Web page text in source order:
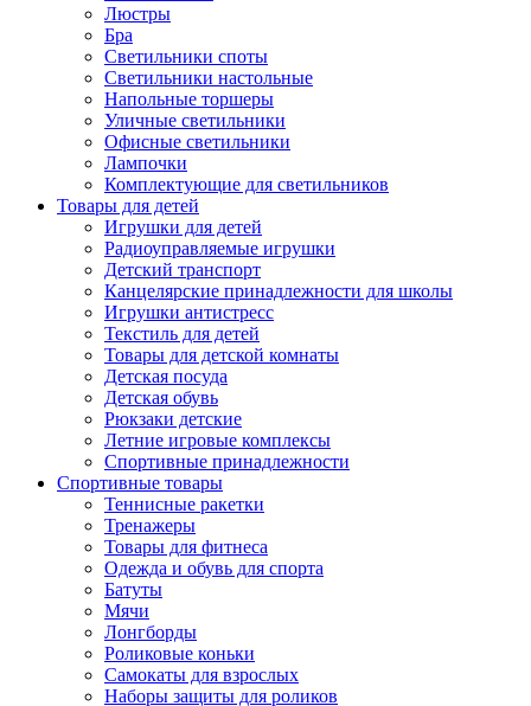
Люстры
Бра
Светильники споты
Светильники настольные
Напольные торшеры
Уличные светильники
Офисные светильники
Лампочки
Комплектующие для светильников
Товары для детей
Игрушки для детей
Радиоуправляемые игрушки
Детский транспорт
Канцелярские принадлежности для школы
Игрушки антистресс
Текстиль для детей
Товары для детской комнаты
Детская посуда
Детская обувь
Рюкзаки детские
Летние игровые комплексы
Спортивные принадлежности
Спортивные товары
Теннисные ракетки
Тренажеры
Товары для фитнеса
Одежда и обувь для спорта
Батуты
Мячи
Лонгборды
Роликовые коньки
Самокаты для взрослых
Наборы защиты для роликов